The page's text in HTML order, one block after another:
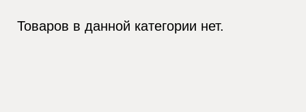
Товаров в данной категории нет.